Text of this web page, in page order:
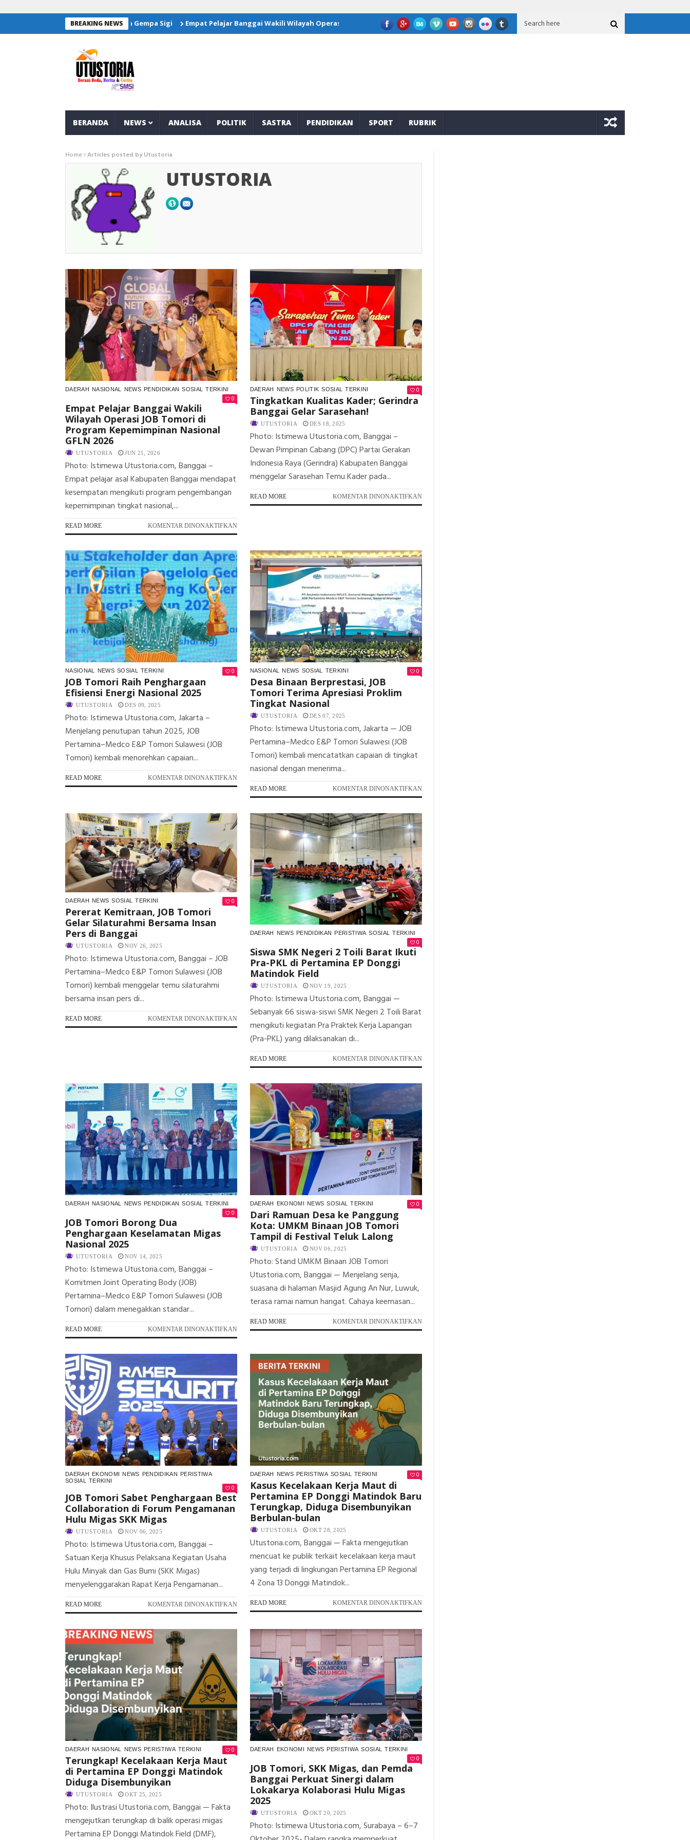
BREAKING NEWS
Bantuan Untuk Korban Gempa Sigi Empat Pelajar Banggai Wakili Wilayah Operasi JOB Tomori di Program Kepemimpinan Nasional GFLN 2026
BERANDA NEWS ANALISA POLITIK SASTRA PENDIDIKAN SPORT RUBRIK
Home Articles posted by Utustoria
UTUSTORIA
DAERAH NASIONAL NEWS PENDIDIKAN SOSIAL TERKINI
0
Empat Pelajar Banggai Wakili
Wilayah Operasi JOB Tomori di
Program Kepemimpinan Nasional
GFLN 2026
UTUSTORIA JUN 21, 2026
Photo: Istimewa Utustoria.com, Banggai –
Empat pelajar asal Kabupaten Banggai mendapat
kesempatan mengikuti program pengembangan
kepemimpinan tingkat nasional,...
READ MORE KOMENTAR DINONAKTIFKANPADA
EMPAT
BANGGAI
WAKILI
WILAYAH
OPERASI
JOB
TOMORI
DI
PROGRAM
KEPEMIMPINAN
NASIONAL
GFLN
2026
DAERAH NEWS POLITIK SOSIAL TERKINI 0
Tingkatkan Kualitas Kader; Gerindra
Banggai Gelar Sarasehan!
UTUSTORIA DES 18, 2025
Photo: Istimewa Utustoria.com, Banggai –
Dewan Pimpinan Cabang (DPC) Partai Gerakan
Indonesia Raya (Gerindra) Kabupaten Banggai
menggelar Sarasehan Temu Kader pada...
READ MORE KOMENTAR DINONAKTIFKANPADA
TINGKATKAN
GELAR
SARASEHAN!
NASIONAL NEWS SOSIAL TERKINI 0
JOB Tomori Raih Penghargaan
Efisiensi Energi Nasional 2025
UTUSTORIA DES 09, 2025
Photo: Istimewa Utustoria.com, Jakarta –
Menjelang penutupan tahun 2025, JOB
Pertamina–Medco E&P Tomori Sulawesi (JOB
Tomori) kembali menorehkan capaian...
READ MORE KOMENTAR DINONAKTIFKANPADA
JOB
TOMORI
PENGHARGAAN
EFISIENSI
NASIONAL
2025
NASIONAL NEWS SOSIAL TERKINI 0
Desa Binaan Berprestasi, JOB
Tomori Terima Apresiasi Proklim
Tingkat Nasional
UTUSTORIA DES 07, 2025
Photo: Istimewa Utustoria.com, Jakarta — JOB
Pertamina–Medco E&P Tomori Sulawesi (JOB
Tomori) kembali mencatatkan capaian di tingkat
nasional dengan menerima...
READ MORE KOMENTAR DINONAKTIFKANPADA
DESA
JOB
TERIMA
APRESIASI
PROKLIM
TINGKAT
NASIONAL
DAERAH NEWS SOSIAL TERKINI 0
Pererat Kemitraan, JOB Tomori
Gelar Silaturahmi Bersama Insan
Pers di Banggai
UTUSTORIA NOV 26, 2025
Photo: Istimewa Utustoria.com, Banggai – JOB
Pertamina–Medco E&P Tomori Sulawesi (JOB
Tomori) kembali menggelar temu silaturahmi
bersama insan pers di...
READ MORE KOMENTAR DINONAKTIFKANPADA
PERERAT
KEMITRAAN,
TOMORI
GELAR
BERSAMA
INSAN
PERS
DI
BANGGAI
DAERAH NEWS PENDIDIKAN PERISTIWA SOSIAL TERKINI
0
Siswa SMK Negeri 2 Toili Barat Ikuti
Pra-PKL di Pertamina EP Donggi
Matindok Field
UTUSTORIA NOV 19, 2025
Photo: Istimewa Utustoria.com, Banggai —
Sebanyak 66 siswa-siswi SMK Negeri 2 Toili Barat
mengikuti kegiatan Pra Praktek Kerja Lapangan
(Pra-PKL) yang dilaksanakan di...
READ MORE KOMENTAR DINONAKTIFKANPADA
SISWA
TOILI
PRA-
PKL
DI
PERTAMINA
EP
MATINDOK
DAERAH NASIONAL NEWS PENDIDIKAN SOSIAL TERKINI
0
JOB Tomori Borong Dua
Penghargaan Keselamatan Migas
Nasional 2025
UTUSTORIA NOV 14, 2025
Photo: Istimewa Utustoria.com, Banggai –
Komitmen Joint Operating Body (JOB)
Pertamina–Medco E&P Tomori Sulawesi (JOB
Tomori) dalam menegakkan standar...
READ MORE KOMENTAR DINONAKTIFKANPADA
JOB
BORONG
DUA
PENGHARGAAN
KESELAMATAN
MIGAS
NASIONAL
2025
DAERAH EKONOMI NEWS SOSIAL TERKINI 0
Dari Ramuan Desa ke Panggung
Kota: UMKM Binaan JOB Tomori
Tampil di Festival Teluk Lalong
UTUSTORIA NOV 06, 2025
Photo: Stand UMKM Binaan JOB Tomori
Utustoria.com, Banggai — Menjelang senja,
suasana di halaman Masjid Agung An Nur, Luwuk,
terasa ramai namun hangat. Cahaya keemasan...
READ MORE KOMENTAR DINONAKTIFKANPADA
DARI
PANGGUNG
LALONG
DAERAH EKONOMI NEWS PENDIDIKAN PERISTIWA
SOSIAL
TERKINI
0
JOB Tomori Sabet Penghargaan Best
Collaboration di Forum Pengamanan
Hulu Migas SKK Migas
UTUSTORIA NOV 06, 2025
Photo: Istimewa Utustoria.com, Banggai –
Satuan Kerja Khusus Pelaksana Kegiatan Usaha
Hulu Minyak dan Gas Bumi (SKK Migas)
menyelenggarakan Rapat Kerja Pengamanan...
READ MORE KOMENTAR DINONAKTIFKANPADA
JOB
SABET
COLLABORATION
FORUM
PENGAMANAN
HULU
MIGAS
SKK
MIGAS
DAERAH NEWS PERISTIWA SOSIAL TERKINI 0
Kasus Kecelakaan Kerja Maut di
Pertamina EP Donggi Matindok Baru
Terungkap, Diduga Disembunyikan
Berbulan-bulan
UTUSTORIA OKT 28, 2025
Utustoria.com, Banggai — Fakta mengejutkan
mencuat ke publik terkait kecelakaan kerja maut
yang terjadi di lingkungan Pertamina EP Regional
4 Zona 13 Donggi Matindok...
READ MORE KOMENTAR DINONAKTIFKANPADA
KASUS
KERJA
DONGGI
MATINDOK
BARU
TERUNGKAP,
DIDUGA
DISEMBUNYIKAN
BERBULAN-
DAERAH NASIONAL NEWS PERISTIWA TERKINI 0
Terungkap! Kecelakaan Kerja Maut
di Pertamina EP Donggi Matindok
Diduga Disembunyikan
UTUSTORIA OKT 25, 2025
Photo: Ilustrasi Utustoria.com, Banggai — Fakta
mengejutkan terungkap di balik operasi migas
Pertamina EP Donggi Matindok Field (DMF),
DAERAH EKONOMI NEWS PERISTIWA SOSIAL TERKINI
0
JOB Tomori, SKK Migas, dan Pemda
Banggai Perkuat Sinergi dalam
Lokakarya Kolaborasi Hulu Migas
2025
UTUSTORIA OKT 20, 2025
Photo: Istimewa Utustoria.com, Surabaya – 6–7